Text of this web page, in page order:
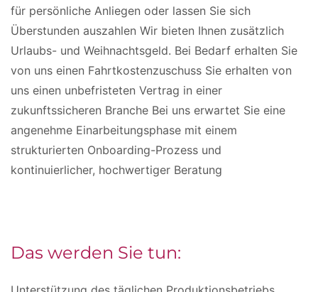
für persönliche Anliegen oder lassen Sie sich
Überstunden auszahlen Wir bieten Ihnen zusätzlich
Urlaubs- und Weihnachtsgeld. Bei Bedarf erhalten Sie
von uns einen Fahrtkostenzuschuss Sie erhalten von
uns einen unbefristeten Vertrag in einer
zukunftssicheren Branche Bei uns erwartet Sie eine
angenehme Einarbeitungsphase mit einem
strukturierten Onboarding-Prozess und
kontinuierlicher, hochwertiger Beratung
Das werden Sie tun: